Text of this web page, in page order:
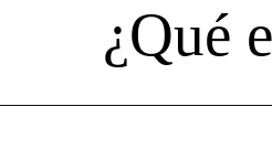
¿Qué